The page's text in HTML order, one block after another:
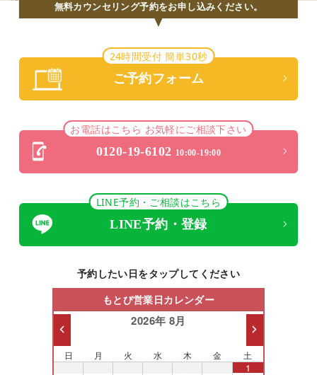
無料カウンセリング予約をお申し込みください。
24時間受付 簡単30秒
ご予約フォーム
お電話はこちら お気軽にご相談下さい
0120-19-6102 10:00-19:00
LINE予約・ご相談はこちら
LINE予約・登録
予約したい日をタップしてください
もとび営業日カレンダー
2026年 8月
日 月 火 水 木 金 土
1